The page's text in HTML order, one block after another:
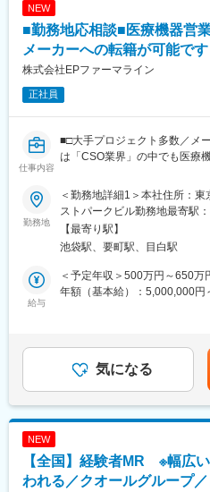
■エリアを跨ぐ転勤なし：
初任地希望だけでなく、エリ
2ndプロジェクト以降も希望や
たします。
■明確な評価制度：
自身の成果や頑張りが客観的
また、在籍年数が増えると永
手当もアップします。つまり
【キャリアパス】
入社後は希望や経験に応じた
ーからオファーを受けた場合
す。オファーや延長依頼があ
談を通じて、その時々に応じ
キシブルにキャリアが形成で
【業務内容】
大手製薬会社などを中心とし
配属です。担当エリアの医療
医師、薬剤師に課題解決する
報の収集を行っていただきま
■新薬のプロモーション
■長期収載品の市場拡大
NEW
■勤務地応相談■医療機器営
メーカーへの転籍が可能で
株式会社EPファーマライン
正社員
仕事内容
■□大手プロジェクト多数／メ
は「CSO業界」の中でも医療
■募集概要：
EPファーマラインは「CSO
た事業を展開している、国内
療業界での営業経験をお持ち
を募集しております。
当社では大手メーカーの案件
ル、検査機器、電子カルテ、
医療業界内でのキャリアアッ
職を視野に入れている方等、
ご応募ください！
■優良案件多数／メーカー転籍
他社では見かけないような大
勤務地
＜勤務地詳細1＞本社住所：
ストパークビル勤務地最寄駅
全面禁煙＜勤務地詳細2＞全
営業所がございます。配属先
より異なります。）変更の範
【最寄り駅】
池袋駅、要町駅、目白駅
給与
＜予定年収＞500万円～650万
年額（基本給）：5,000,000円
気になる
NEW
【全国】経験者MR ※幅広
われる／クオールグループ